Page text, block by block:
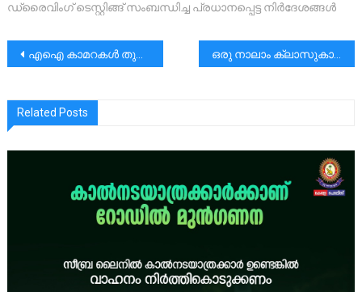
ഡ്രൈവിംഗ് ടെസ്റ്റിങ്ങ് സംബന്ധിച്ച പ്രധാനപ്പെട്ട നിർദേശങ്ങൾ
പോസ്റ്റുകളിലൂടെ
എഐ കാമറകള്‍ തുണച്ചില്ല,2023ല്‍ കേരളത്തിലെ റോഡില്‍പിടഞ്ഞുമരിച്ചത് 4,010 ജീവിതങ്ങള്‍ ഒരു നാലാം ക്ലാസുകാരന്റെ അഭിമാനം കാത്തുസൂക്ഷിച്ച ടീച്ചറും അമ്മയെപോലെയല്ല അമ്മ തന്നെയാണ്…
Related Posts